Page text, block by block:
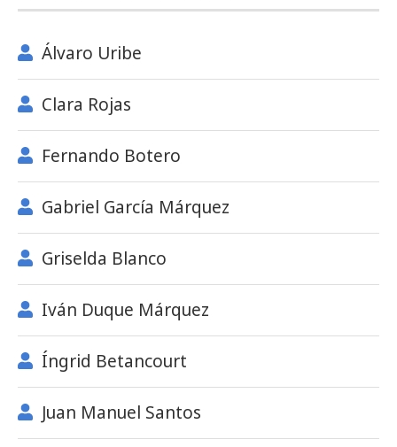
Álvaro Uribe
Clara Rojas
Fernando Botero
Gabriel García Márquez
Griselda Blanco
Iván Duque Márquez
Íngrid Betancourt
Juan Manuel Santos